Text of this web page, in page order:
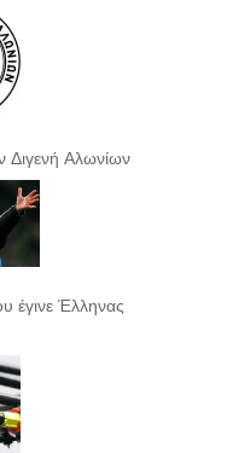
Διγενή Αλωνίων
έγινε Έλληνας